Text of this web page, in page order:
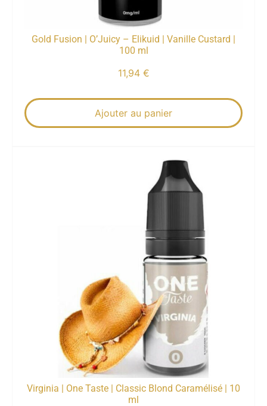
Gold Fusion | O’Juicy – Elikuid | Vanille Custard |
100 ml
11,94 €
Ajouter au panier
Virginia | One Taste | Classic Blond Caramélisé | 10
ml